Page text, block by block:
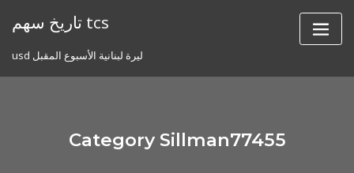
تاريخ سهم tcs
usd ليرة لبنانية الأسبوع المقبل
Category Sillman77455